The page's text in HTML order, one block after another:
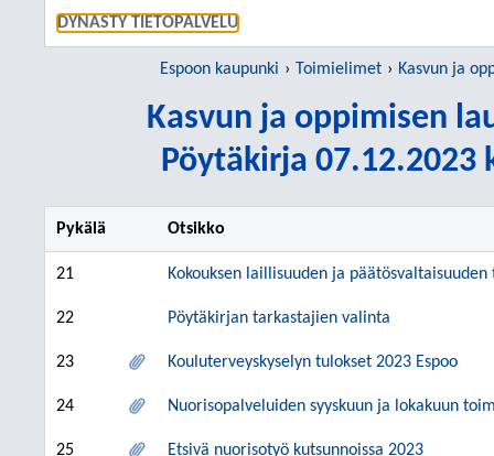
DYNASTY TIETOPALVELU
Espoon kaupunki Toimielimet Kasvun ja
Kasvun ja oppimisen
Pöytäkirja 07.12.2023
Pykälä Otsikko
21 Kokouksen laillisuuden ja
22 Pöytäkirjan tarkastajien valinta
23 Kouluterveyskyselyn tulokset 2023 Espoo
24 Nuorisopalveluiden syyskuun ja lokakuun
25 Etsivä nuorisotyö kutsunnoissa 2023